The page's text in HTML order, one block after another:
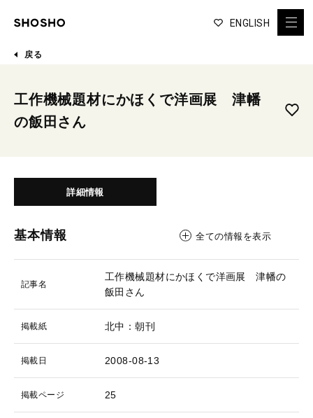
ENGLISH
戻る
工作機械題材にかほくで洋画展 津幡
の飯田さん
詳細情報
基本情報 全ての情報を表示
記事名
工作機械題材にかほくで洋画展 津幡の
飯田さん
掲載紙 北中：朝刊
掲載日 2008-08-13
掲載ページ 25